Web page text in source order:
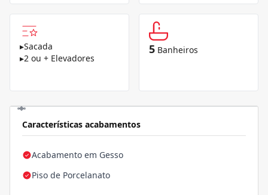
▸Sacada
▸2 ou + Elevadores
5 Banheiros
Características acabamentos
Acabamento em Gesso
Piso de Porcelanato